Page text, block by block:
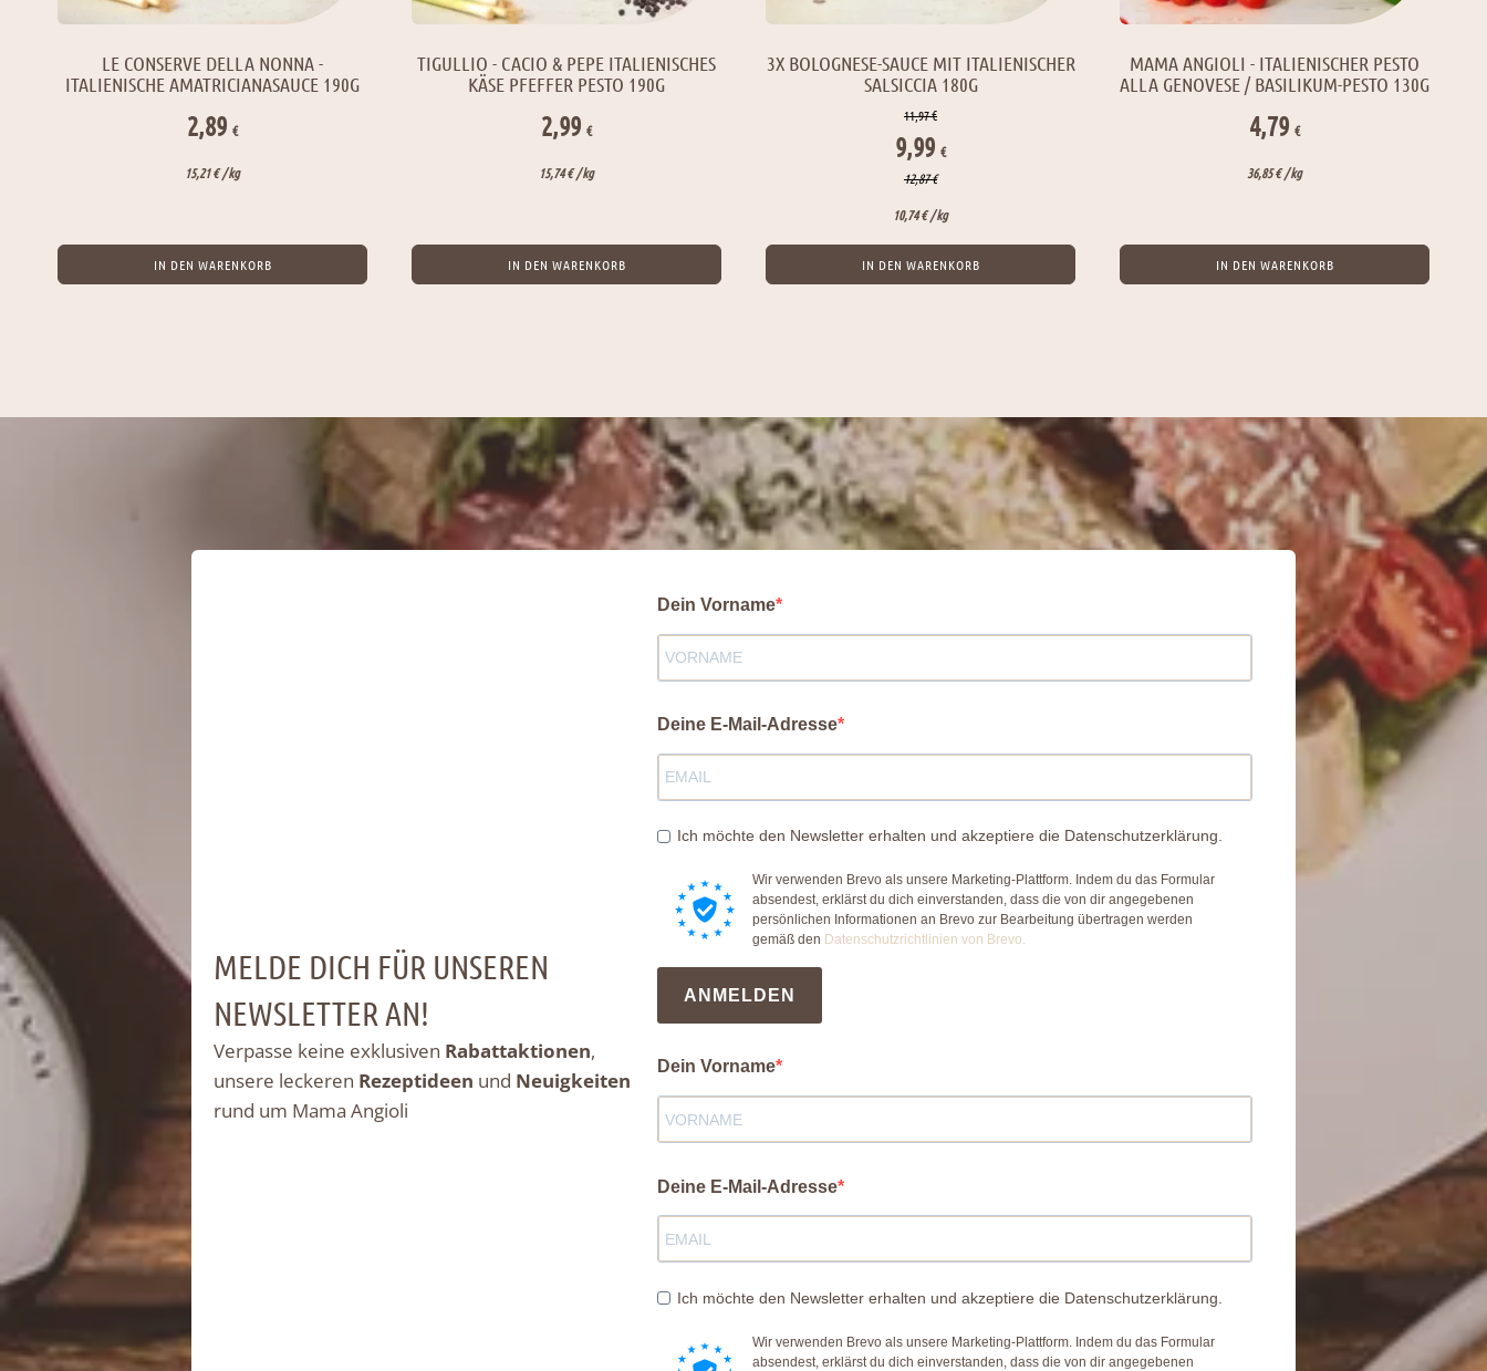
LE CONSERVE DELLA NONNA -
ITALIENISCHE AMATRICIANASAUCE 190G
2,89 €
15,21€ / kg
IN DEN WARENKORB
TIGULLIO - CACIO & PEPE ITALIENISCHES
KÄSE PFEFFER PESTO 190G
2,99 €
15,74€ / kg
IN DEN WARENKORB
3X BOLOGNESE-SAUCE MIT ITALIENISCHER
SALSICCIA 180G
11,97€
Ursprünglicher
Preis
war:
11,97 €
9,99 €Aktueller
ist:
9,99 €.
12,87€
10,74€ / kg
IN DEN WARENKORB
MAMA ANGIOLI - ITALIENISCHER PESTO
ALLA GENOVESE / BASILIKUM-PESTO 130G
4,79 €
36,85€ / kg
IN DEN WARENKORB
MELDE DICH FÜR UNSEREN
NEWSLETTER AN!
Verpasse keine exklusiven Rabattaktionen,
unsere leckeren Rezeptideen und Neuigkeiten
rund um Mama Angioli
Dein Vorname
Deine E-Mail-Adresse
Ich möchte den Newsletter erhalten und akzeptiere die Datenschutzerklärung.
Wir verwenden Brevo als unsere Marketing-Plattform. Indem du das Formular
absendest, erklärst du dich einverstanden, dass die von dir angegebenen
persönlichen Informationen an Brevo zur Bearbeitung übertragen werden
gemäß den Datenschutzrichtlinien von Brevo.
ANMELDEN
Dein Vorname
Deine E-Mail-Adresse
Ich möchte den Newsletter erhalten und akzeptiere die Datenschutzerklärung.
Wir verwenden Brevo als unsere Marketing-Plattform. Indem du das Formular
absendest, erklärst du dich einverstanden, dass die von dir angegebenen